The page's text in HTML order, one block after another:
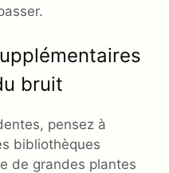
bruit
pensez à
bibliothèques
de grandes plantes